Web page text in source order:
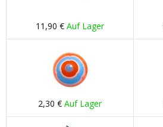
11,90 € Auf Lager
2,30 € Auf Lager